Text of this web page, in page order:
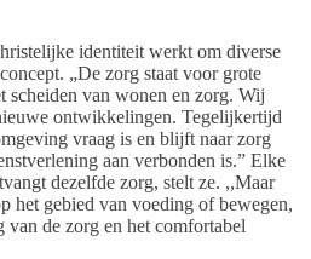
identiteit werkt om diverse
„De zorg staat voor grote
scheiden van wonen en zorg. Wij
ontwikkelingen. Tegelijkertijd
vraag is en blijft naar zorg
aan verbonden is.” Elke
dezelfde zorg, stelt ze. ,,Maar
het gebied van voeding of bewegen,
de zorg en het comfortabel